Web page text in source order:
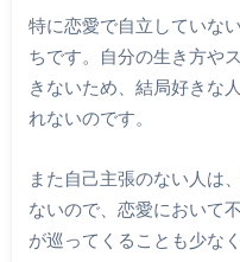
特に恋愛で自立していな
ちです。自分の生き方や
きないため、結局好きな
れないのです。
また自己主張のない人は
ないので、恋愛において
が巡ってくることも少な